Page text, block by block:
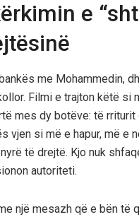
e
me Mohammedin,
Filmi e trajton këtë si
mes dy botëve: të
vjen si më e hapur, më e
të drejtë. Kjo nuk
autoriteti.
një mesazh që e bën të